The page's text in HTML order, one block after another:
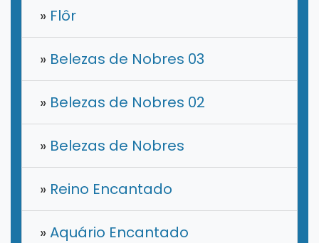
» Flôr
» Belezas de Nobres 03
» Belezas de Nobres 02
» Belezas de Nobres
» Reino Encantado
»Aquário Encantado